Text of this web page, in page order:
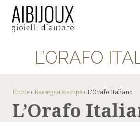
L’ORAFO
Home › Rassegna stampa › L’Orafo Italiano
L’Orafo